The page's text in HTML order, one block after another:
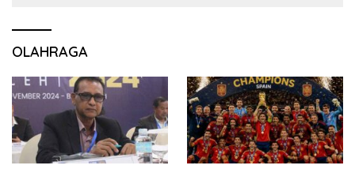
OLAHRAGA